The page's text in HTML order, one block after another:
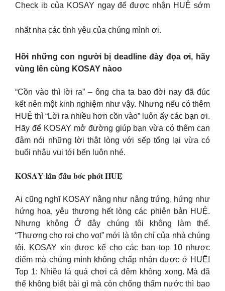
Check ib của KOSAY ngay để được nhận HUỆ sớm
nhất nha các tình yêu của chúng mình ơi.
Hỡi những con người bị deadline đày đọa ơi, hãy
vùng lên cùng KOSAY nàoo
“Cồn vào thì lời ra” – ông cha ta bao đời nay đã đúc
kết nên một kinh nghiệm như vậy. Nhưng nếu có thêm
HUỆ thì “Lời ra nhiều hơn cồn vào” luôn ấy các bạn ơi.
Hãy để KOSAY mở đường giúp bạn vừa có thêm can
đảm nói những lời thật lòng với sếp tổng lại vừa có
buổi nhậu vui tới bến luôn nhé.
𝐊𝐎𝐒𝐀𝐘 𝐥𝐚̂̀𝐧 đ𝐚̂̀𝐮 𝐛𝐨́𝐜 𝐩𝐡𝐨̂́𝐭 𝐇𝐔𝐄̣̂
Ai cũng nghĩ KOSAY nâng như nâng trứng, hứng như
hứng hoa, yêu thương hết lòng các phiên bản HUỆ.
Nhưng không Ở đây chúng tôi không làm thế.
“Thương cho roi cho vọt” mới là tôn chỉ của nhà chúng
tôi. KOSAY xin được kể cho các bạn top 10 nhược
điểm mà chúng mình không chấp nhận được ở HUỆ!
Top 1: Nhiều lá quá chơi cả đêm không xong. Mà đã
thế không biết bài gì mà còn chống thấm nước thì bao